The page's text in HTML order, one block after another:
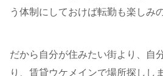
う体制にしておけば転勤も楽しみ
だから自分が住みたい街より、自
り、賃貸ウケメインで場所探しし